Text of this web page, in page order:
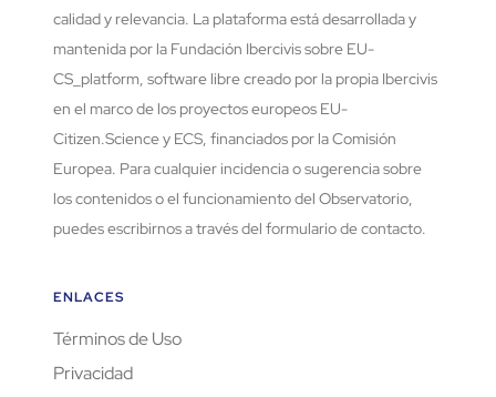
calidad y relevancia. La plataforma está desarrollada y
mantenida por la Fundación Ibercivis sobre EU-
CS_platform, software libre creado por la propia Ibercivis
en el marco de los proyectos europeos EU-
Citizen.Science y ECS, financiados por la Comisión
Europea. Para cualquier incidencia o sugerencia sobre
los contenidos o el funcionamiento del Observatorio,
puedes escribirnos a través del formulario de contacto.
ENLACES
Términos de Uso
Privacidad